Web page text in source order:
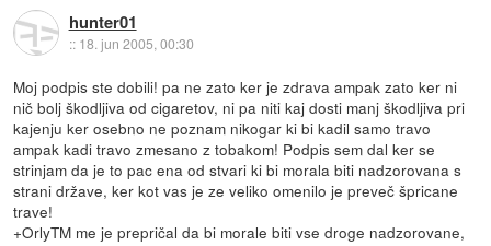
hunter01
:: 18. jun 2005, 00:30
Moj podpis ste dobili! pa ne zato ker je zdrava ampak zato ker ni
nič bolj škodljiva od cigaretov, ni pa niti kaj dosti manj škodljiva pri
kajenju ker osebno ne poznam nikogar ki bi kadil samo travo
ampak kadi travo zmesano z tobakom! Podpis sem dal ker se
strinjam da je to pac ena od stvari ki bi morala biti nadzorovana s
strani države, ker kot vas je ze veliko omenilo je preveč špricane
trave!
+OrlyTM me je prepričal da bi morale biti vse droge nadzorovane,